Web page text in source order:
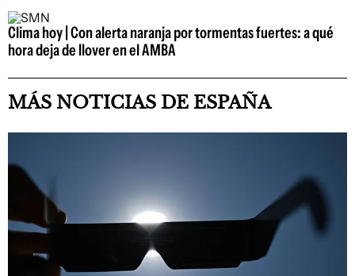
Clima hoy | Con alerta naranja por tormentas fuertes: a qué
hora deja de llover en el AMBA
MÁS NOTICIAS DE ESPAÑA